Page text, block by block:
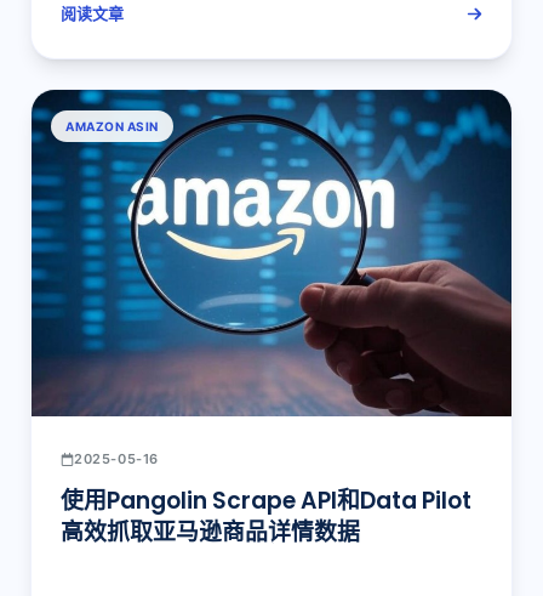
阅读文章
AMAZON ASIN
2025-05-16
使用Pangolin Scrape API和Data Pilot
高效抓取亚马逊商品详情数据